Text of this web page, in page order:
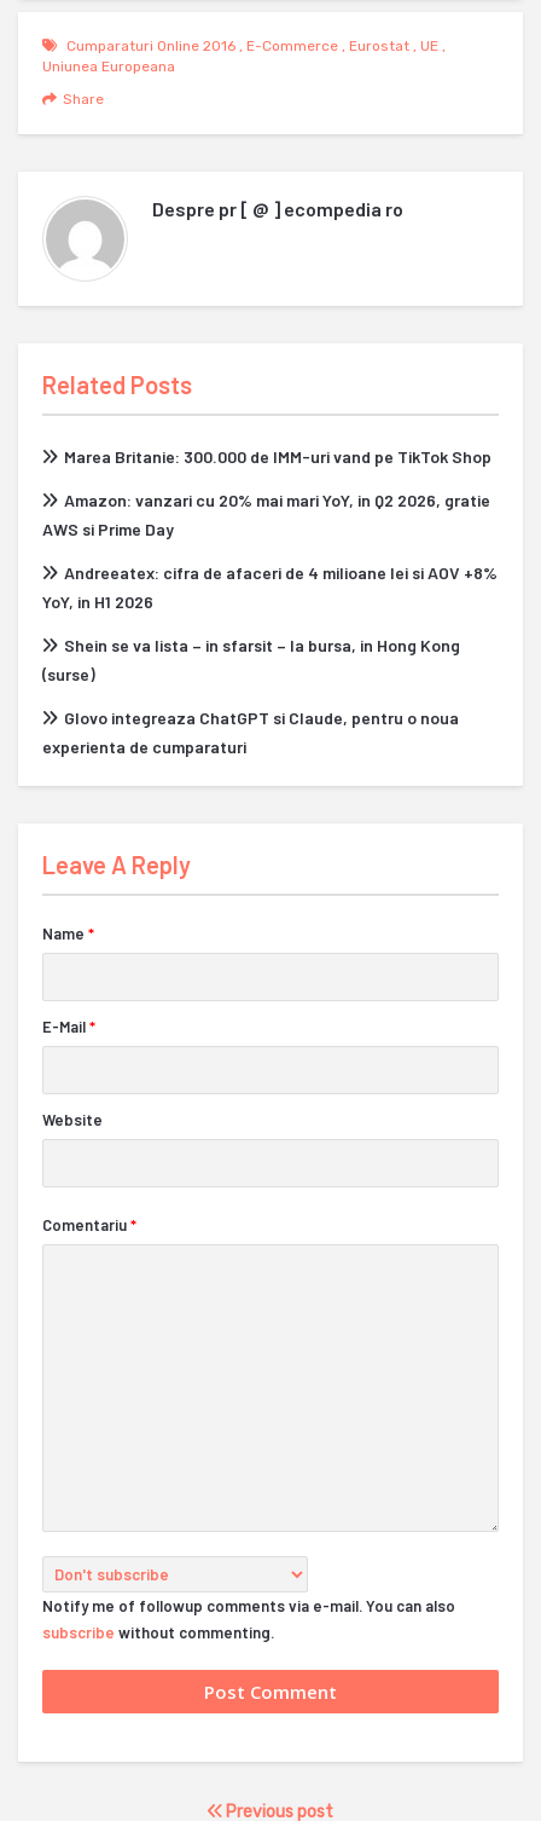
Cumparaturi Online 2016 E-Commerce Eurostat UE
Uniunea Europeana
Share
Despre pr [ @ ] ecompedia ro
Related Posts
Marea Britanie: 300.000 de IMM-uri vand pe TikTok Shop
Amazon: vanzari cu 20% mai mari YoY, in Q2 2026, gratie
AWS si Prime Day
Andreeatex: cifra de afaceri de 4 milioane lei si AOV +8%
YoY, in H1 2026
Shein se va lista – in sfarsit – la bursa, in Hong Kong
(surse)
Glovo integreaza ChatGPT si Claude, pentru o noua
experienta de cumparaturi
Leave A Reply
Name *
E-Mail*
Website
Comentariu*
Notify me of followup comments via e-mail. You can also
subscribe without commenting.
Previous post